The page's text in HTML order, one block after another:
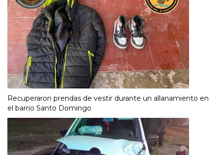
Recuperaron prendas de vestir durante un allanamiento en
el barrio Santo Domingo